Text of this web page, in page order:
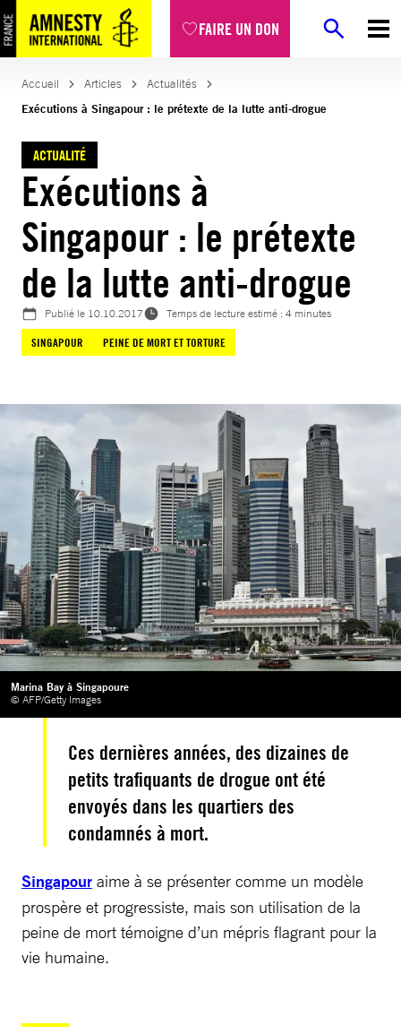
FAIRE UN DON
Aller
au
contenu
Accueil Articles
Actualités
Exécutions à Singapour : le prétexte de la lutte anti-drogue
ACTUALITÉ
Exécutions à
Singapour : le prétexte
de la lutte anti-drogue
Publié le 10.10.2017
Temps de lecture estimé : 4 minutes
SINGAPOUR
PEINE DE MORT ET TORTURE
Marina Bay à Singapoure
© AFP/Getty Images
Ces dernières années, des dizaines de
petits trafiquants de drogue ont été
envoyés dans les quartiers des
condamnés à mort.
Singapour aime à se présenter comme un modèle
prospère et progressiste, mais son utilisation de la
peine de mort témoigne d’un mépris flagrant pour la
vie humaine.